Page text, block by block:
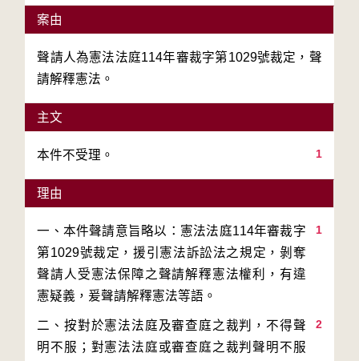
案由
聲請人為憲法法庭114年審裁字第1029號裁定，聲
請解釋憲法。
主文
1
本件不受理。
理由
1
一、本件聲請意旨略以：憲法法庭114年審裁字
第1029號裁定，援引憲法訴訟法之規定，剝奪
聲請人受憲法保障之聲請解釋憲法權利，有違
2
二、按對於憲法法庭及審查庭之裁判，不得聲
明不服；對憲法法庭或審查庭之裁判聲明不服